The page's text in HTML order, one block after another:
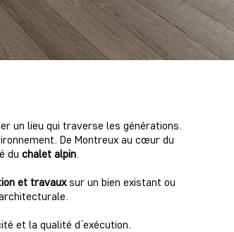
un lieu qui traverse les générations.
De Montreux au cœur du
du chalet alpin.
et travauxsur un bien existant ou
et la qualité d’exécution.